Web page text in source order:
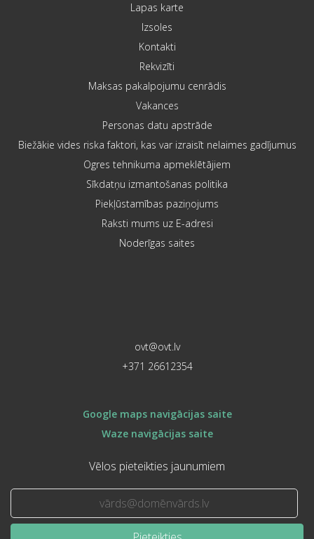
Lapas karte
Izsoles
Kontakti
Rekvizīti
Maksas pakalpojumu cenrādis
Vakances
Personas datu apstrāde
Biežākie vides riska faktori, kas var izraisīt nelaimes gadījumus
Ogres tehnikuma apmeklētājiem
Sīkdatņu izmantošanas politika
Piekļūstamības paziņojums
Raksti mums uz E-adresi
Noderīgas saites
ovt@ovt.lv
+371 26612354
Google maps navigācijas saite
Waze navigācijas saite
Vēlos pieteikties jaunumiem